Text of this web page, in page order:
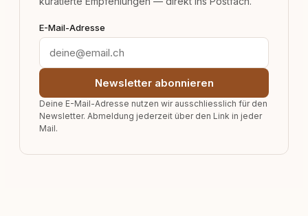
E-Mail-Adresse
Newsletter abonnieren
Deine E-Mail-Adresse nutzen wir ausschliesslich für den
Newsletter. Abmeldung jederzeit über den Link in jeder
Mail.